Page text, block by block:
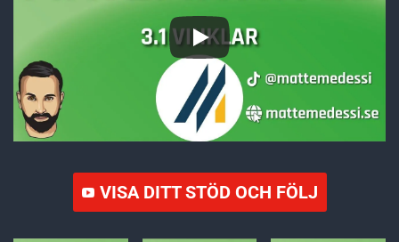
VISA DITT STÖD OCH FÖLJ